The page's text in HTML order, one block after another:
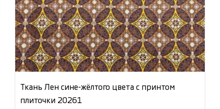
Ткань Лен сине-жёлтого цвета с принтом
плиточки 20261